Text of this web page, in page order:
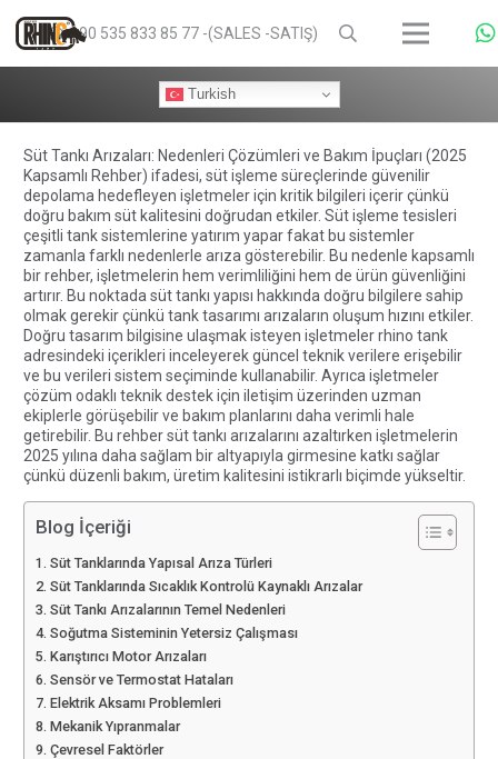
+90 535 833 85 77 -(SALES -SATIŞ)
Turkish
Süt Tankı Arızaları: Nedenleri Çözümleri ve Bakım İpuçları (2025
Kapsamlı Rehber) ifadesi, süt işleme süreçlerinde güvenilir
depolama hedefleyen işletmeler için kritik bilgileri içerir çünkü
doğru bakım süt kalitesini doğrudan etkiler. Süt işleme tesisleri
çeşitli tank sistemlerine yatırım yapar fakat bu sistemler
zamanla farklı nedenlerle arıza gösterebilir. Bu nedenle kapsamlı
bir rehber, işletmelerin hem verimliliğini hem de ürün güvenliğini
artırır. Bu noktada süt tankı yapısı hakkında doğru bilgilere sahip
olmak gerekir çünkü tank tasarımı arızaların oluşum hızını etkiler.
Doğru tasarım bilgisine ulaşmak isteyen işletmelerrhino tank
adresindeki içerikleri inceleyerek güncel teknik verilere erişebilir
ve bu verileri sistem seçiminde kullanabilir. Ayrıca işletmeler
çözüm odaklı teknik destek için iletişim üzerinden uzman
ekiplerle görüşebilir ve bakım planlarını daha verimli hale
getirebilir. Bu rehber süt tankı arızalarını azaltırken işletmelerin
2025 yılına daha sağlam bir altyapıyla girmesine katkı sağlar
çünkü düzenli bakım, üretim kalitesini istikrarlı biçimde yükseltir.
Blog İçeriği
Süt Tanklarında Yapısal Arıza Türleri
Süt Tanklarında Sıcaklık Kontrolü Kaynaklı Arızalar
Süt Tankı Arızalarının Temel Nedenleri
Soğutma Sisteminin Yetersiz Çalışması
Karıştırıcı Motor Arızaları
Sensör ve Termostat Hataları
Elektrik Aksamı Problemleri
Mekanik Yıpranmalar
Çevresel Faktörler